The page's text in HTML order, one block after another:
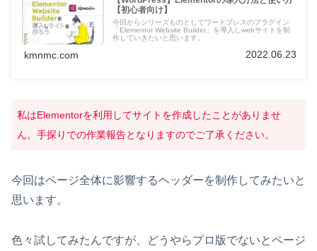
【初心者向け】
今回からシリーズものとしてワードプレスのプラグイン
「Elementor Website Builder」を導入しwebサイトを制
作していきたいと思います。
kmnmc.com 2022.06.23
私はElementorを利用してサイトを作成したことがありませ
ん。手探りでの作業報告となりますのでご了承ください。
今回はページ全体に影響するヘッダーを制作してみたいと
思います。
色々試してみたんですが、どうやらプロ版でないとページ